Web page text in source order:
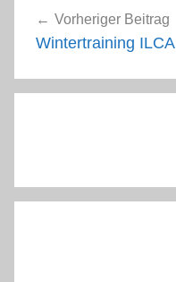
Vorheriger Beitrag
Wintertraining ILCA